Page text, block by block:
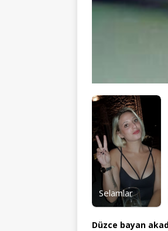
Selamlar
Düzce bayan